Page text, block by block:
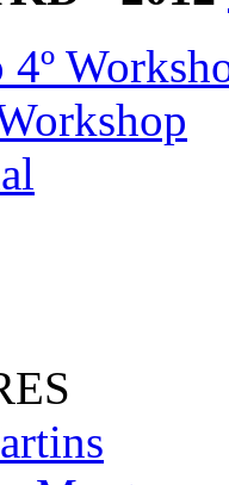
4º